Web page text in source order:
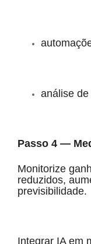
análise
Passo 4 —
Monitorize
reduzidos,
previsibilidade.
Integrar IA em